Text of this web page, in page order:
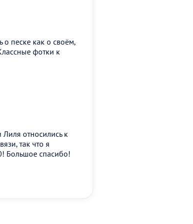
о песке как о своём,
фотки к
относились к
так что я
Большое спасибо!